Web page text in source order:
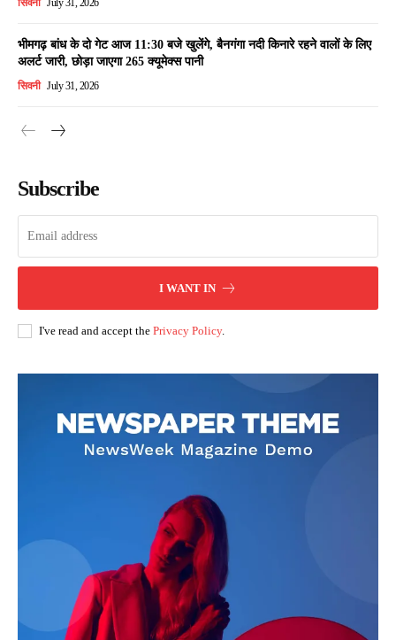
सिवनी July 31, 2026
भीमगढ़ बांध के दो गेट आज 11:30 बजे खुलेंगे, बैनगंगा नदी किनारे रहने वालों के लिए
अलर्ट जारी, छोड़ा जाएगा 265 क्यूमेक्स पानी
सिवनी July 31, 2026
Subscribe
I WANT IN
I've read and accept the Privacy Policy.